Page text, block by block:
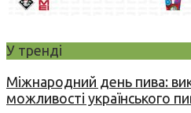
У тренді
Міжнародний день пива:
можливості українського